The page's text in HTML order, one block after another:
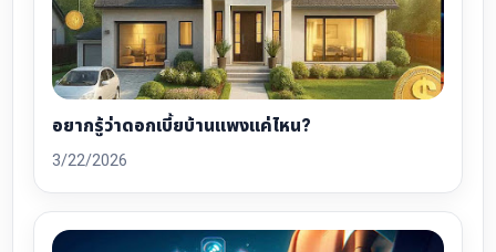
อยากรู้ว่าดอกเบี้ยบ้านแพงแค่ไหน?
3/22/2026